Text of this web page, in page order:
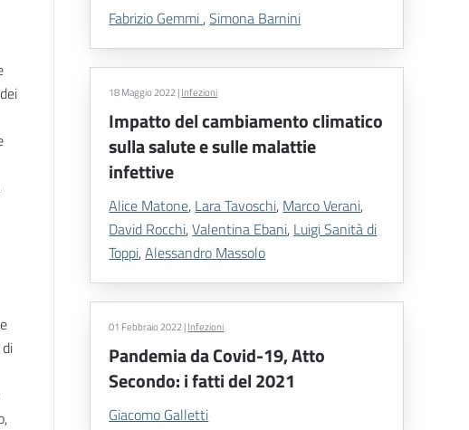
Fabrizio Gemmi ,Simona Barnini
18 Maggio 2022|Infezioni
Impatto del cambiamento climatico
sulla salute e sulle malattie
infettive
Alice Matone, Lara Tavoschi, Marco Verani,
David Rocchi,Valentina Ebani, Luigi Sanità di
Toppi,Alessandro Massolo
01 Febbraio 2022|Infezioni
Pandemia da Covid-19, Atto
Secondo: i fatti del 2021
Giacomo Galletti